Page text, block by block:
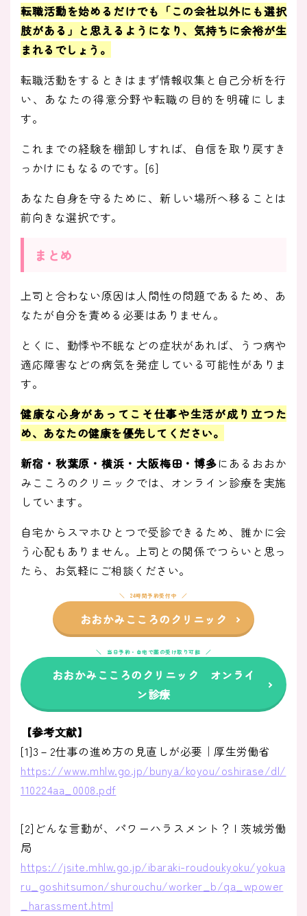
転職活動を始めるだけでも「この会社以外にも選択
肢がある 」と思えるようになり、気持ちに余裕が生
まれるでしょう。
転職活動をするときはまず情報収集と自己分析を行
い、あなたの得意分野や転職の目的を明確にしま
す。
これまでの経験を棚卸しすれば、自信を取り戻すき
っかけにもなるのです。[6]
あなた自身を守るために、新しい場所へ移ることは
前向きな選択です。
まとめ
上司と合わない原因は人間性の問題であるため、あ
なたが自分を責める必要はありません。
とくに、動悸や不眠などの症状があれば、うつ病や
適応障害などの病気を発症している可能性がありま
す。
健康な心身があってこそ仕事や生活が成り立つた
め、あなたの健康を優先してください。
新宿・秋葉原・横浜・大阪梅田・博多にあるおおか
みこころのクリニックでは、オンライン診療を実施
しています。
自宅からスマホひとつで受診できるため、誰かに会
う心配もありません。上司との関係でつらいと思っ
たら、お気軽にご相談ください。
24時間予約受付中
おおかみこころのクリニック
当日予約・自宅で薬の受け取り可能
おおかみこころのクリニック オンライ
ン診療
【参考文献】
[1]3－2仕事の進め方の見直しが必要｜厚生労働省
https://www.mhlw.go.jp/bunya/koyou/oshirase/dl/
110224aa_0008.pdf
[2]どんな言動が、パワーハラスメント？ | 茨城労働
局
https://jsite.mhlw.go.jp/ibaraki-roudoukyoku/yokua
ru_goshitsumon/shurouchu/worker_b/qa_wpower
_harassment.html